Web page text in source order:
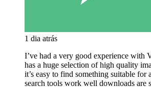
1 dia atrás
I’ve had a very good experience with
has a huge selection of high quality
it’s easy to find something suitable for
search tools work well downloads are